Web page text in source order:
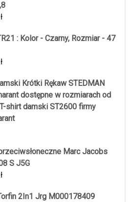
: Kolor - Czarny, Rozmiar - 47
Krótki Rękaw STEDMAN
dostępne w rozmiarach od
shirt damski ST2600 firmy
Marc Jacobs
S J5G
2In1 Jrg M000178409